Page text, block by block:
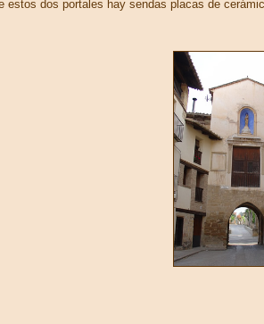
estos dos portales hay sendas placas de